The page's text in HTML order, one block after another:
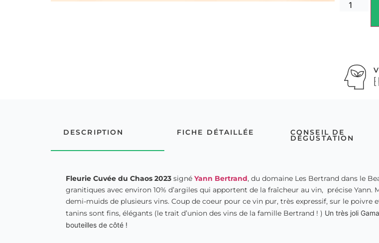
DESCRIPTION FICHE DÉTAILLÉE CONSEIL DE
DÉGUSTATION
Fleurie Cuvée du Chaos 2023 signé Yann Bertrand, du domaine Les Bertrand dans le
granitiques avec environ 10% d’argiles qui apportent de la fraîcheur au vin, précise
demi-muids de plusieurs vins. Coup de coeur pour ce vin pur, très expressif, sur le
tanins sont fins, élégants (le trait d’union des vins de la famille Bertrand ! ) Un très joli
bouteilles de côté !